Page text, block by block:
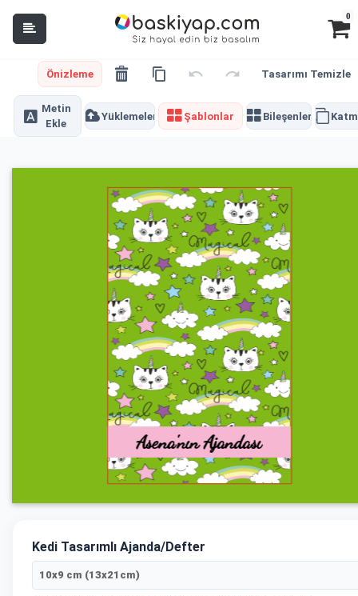
0
Önizleme Tasarımı Temizle
Metin
Ekle
Yüklemeler Şablonlar Bileşenler
Kedi Tasarımlı Ajanda/Defter
10x9 cm (13x21cm)